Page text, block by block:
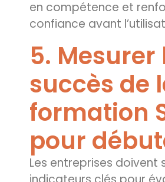
en compétence et
confiance avant
5. Mesurer
succès de
formation
pour
Les entreprises doivent